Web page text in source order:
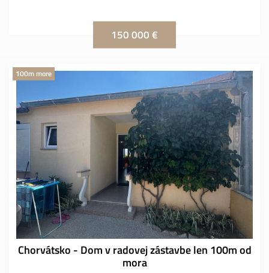
150 000 €
100m more
Chorvátsko - Dom v radovej zástavbe len 100m od
mora